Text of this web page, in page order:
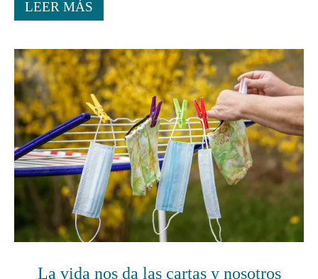
LEER MÁS
La vida nos da las cartas y nosotros